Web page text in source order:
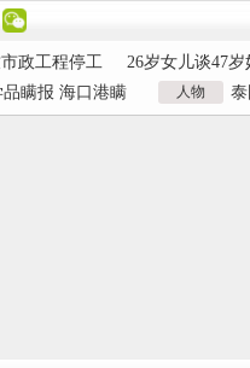
三亚酒店索赔
毒
政工程停工
26岁女儿谈47
亲说家已破碎
女子用漏洞0元
三亚酒店索赔
女子开一天一
瞒报 海口港瞒
人物